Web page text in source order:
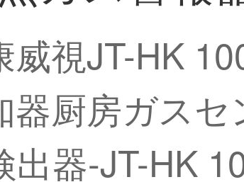
威視JT-HK
器厨房ガス
出器-JT-HK